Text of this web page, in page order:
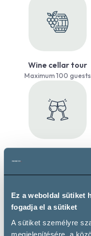
Ez a weboldal sütiket
fogadja el a sütiket
A sütiket személyre
megjelenítésére, a
Wine cellar tour
Maximum 100 guests